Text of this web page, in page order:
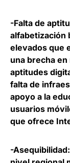
-Falta de
alfabetización
elevados que
una brecha
aptitudes
falta de
apoyo a la
usuarios
que ofrece
-Asequibilidad